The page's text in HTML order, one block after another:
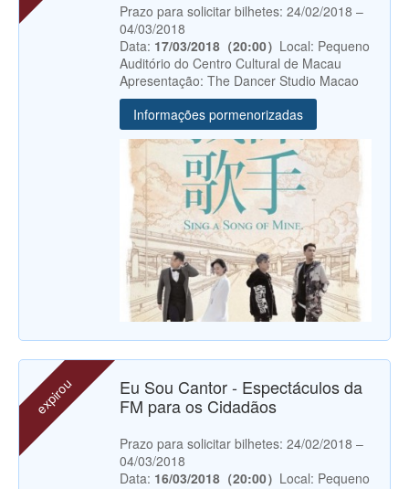
Prazo para solicitar bilhetes: 24/02/2018 –
04/03/2018
Data: 17/03/2018（20:00） Local: Pequeno
Auditório do Centro Cultural de Macau
Apresentação: The Dancer Studio Macao
Informações pormenorizadas
expirou
Eu Sou Cantor - Espectáculos da
FM para os Cidadãos
Prazo para solicitar bilhetes: 24/02/2018 –
04/03/2018
Data: 16/03/2018（20:00） Local: Pequeno